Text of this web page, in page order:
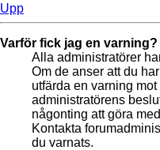
Upp
Varför fick jag en varning?
Alla administratörer
Om de anser att du
utfärda en varning
administratörens
någonting att göra
Kontakta
du varnats.